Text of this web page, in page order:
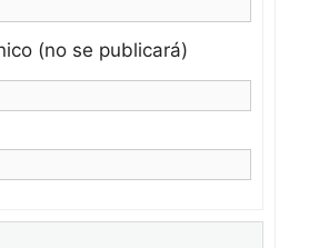
(no se publicará)